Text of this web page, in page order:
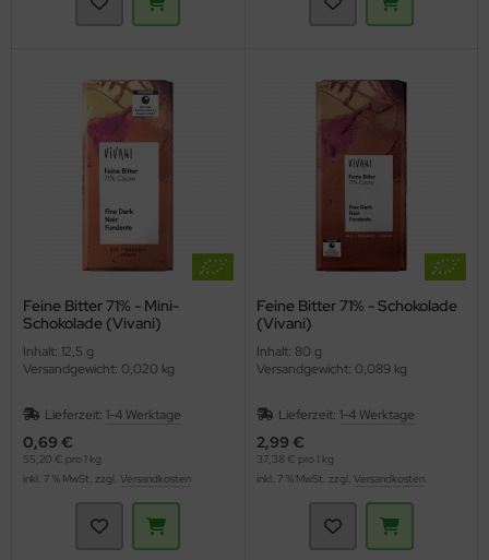
Feine Bitter 71% - Mini-
Schokolade (Vivani)
Inhalt: 12,5 g
Versandgewicht: 0,020 kg
Lieferzeit: 1-4 Werktage
0,69 €
55,20 € pro 1 kg
inkl. 7 % MwSt. zzgl. Versandkosten
Feine Bitter 71% - Schokolade
(Vivani)
Inhalt: 80 g
Versandgewicht: 0,089 kg
Lieferzeit: 1-4 Werktage
2,99 €
37,38 € pro 1 kg
inkl. 7 % MwSt. zzgl. Versandkosten